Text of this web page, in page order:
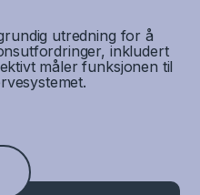
utredning for å
inkludert
måler funksjonen til